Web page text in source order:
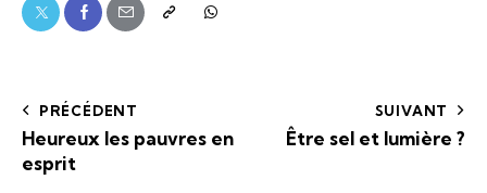
PRÉCÉDENT
Heureux les pauvres en
esprit
SUIVANT
Être sel et lumière ?